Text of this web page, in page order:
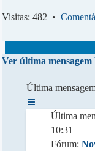
Visitas: 482 •
Ver última mensagem
Última
Última
10:31
Fórum: